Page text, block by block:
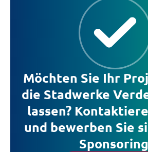
Möchten Sie Ihr
die Stadwerke
lassen?
und bewerben Sie